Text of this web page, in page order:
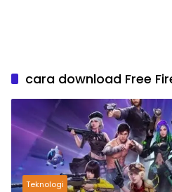
cara download Free
Teknologi